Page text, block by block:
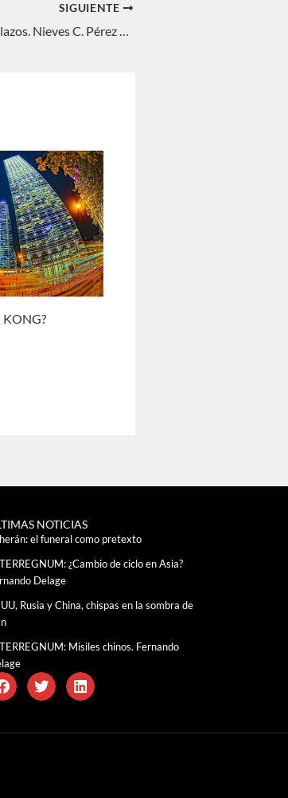
SIGUIENTE
EEUU y Japón refuerzan sus lazos. Nieves C. Pérez Rodríguez
KONG?
NOTICIAS
el funeral como pretexto
¿Cambio de ciclo en Asia?
Delage
Rusia y China, chispas en la sombra de
Misiles chinos. Fernando